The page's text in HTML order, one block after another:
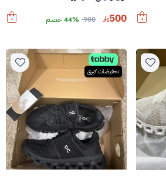
500
900 44% خصم
تخفيضات كبرى